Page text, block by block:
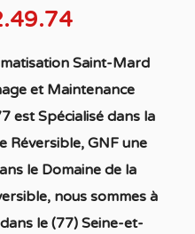
Saint-Mard
et Maintenance
est Spécialisé dans la
Réversible, GNF une
le Domaine de la
, nous sommes à
le (77) Seine-et-